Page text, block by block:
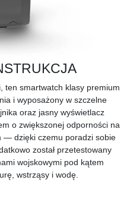
ten smartwatch klasy premium
i wyposażony w szczelne
oraz jasny wyświetlacz
o zwiększonej odporności na
— dzięki czemu poradzi sobie
został przetestowany
wojskowymi pod kątem
wstrząsy i wodę.